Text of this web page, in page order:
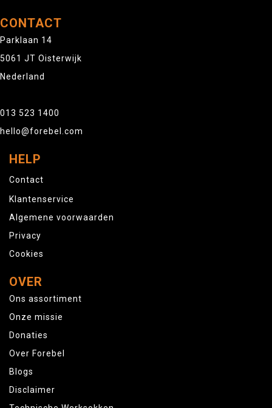
CONTACT
Parklaan 14
5061 JT Oisterwijk
Nederland
013 523 1400
hello@forebel.com
HELP
Contact
Klantenservice
Algemene voorwaarden
Privacy
Cookies
OVER
Ons assortiment
Onze missie
Donaties
Over Forebel
Blogs
Disclaimer